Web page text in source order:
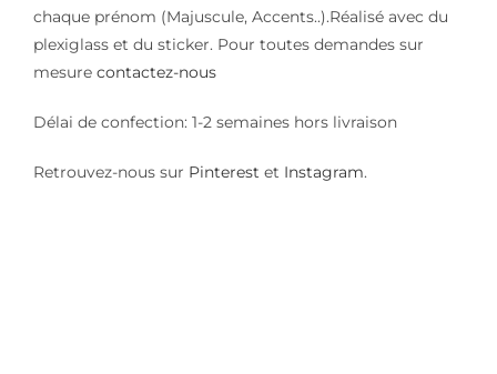
chaque prénom (Majuscule, Accents..).Réalisé avec du
plexiglass et du sticker. Pour toutes demandes sur
mesure contactez-nous
Délai de confection: 1-2 semaines hors livraison
Retrouvez-nous sur Pinterest et Instagram.